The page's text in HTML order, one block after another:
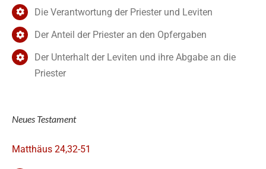
Die Verantwortung der Priester und Leviten
Der Anteil der Priester an den Opfergaben
Der Unterhalt der Leviten und ihre Abgabe an die
Priester
Neues Testament
Matthäus 24,32-51